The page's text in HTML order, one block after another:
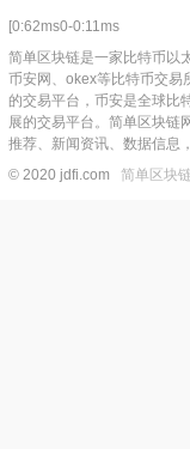
[0:62ms0-0:11ms
简单区块链是一家比特币以
币安网、okex等比特币交易
的交易平台，币安是全球比
展的交易平台。简单区块链
推荐、新闻资讯、数据信息
© 2020 jdfi.com 简单区块链